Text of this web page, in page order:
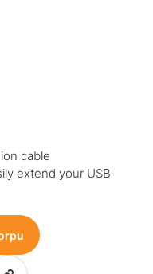
cable
extend your USB